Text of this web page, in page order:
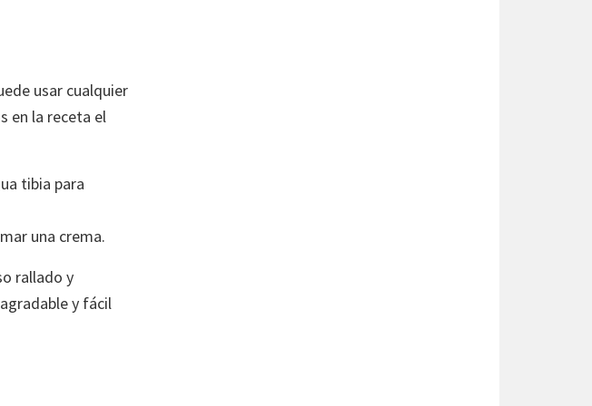
usar cualquier
en la receta el
tibia para
una crema.
rallado y
y fácil